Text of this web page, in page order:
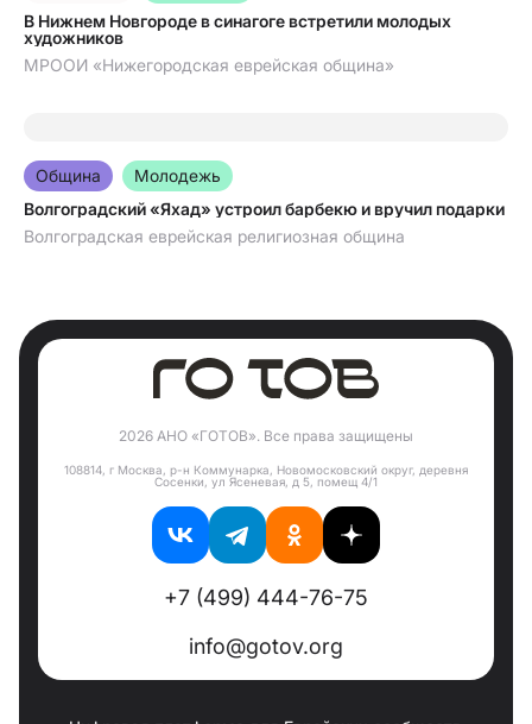
В Нижнем Новгороде в синагоге встретили молодых
художников
МРООИ «Нижегородская еврейская община»
09.07.2026
Община
молодежь
Волгоградский «Яхад» устроил барбекю и вручил подарки
Волгоградская еврейская религиозная община
2026 АНО «ГОТОВ». Все права защищены
108814, г Москва, р-н Коммунарка, Новомосковский округ, деревня
Сосенки, ул Ясеневая, д 5, помещ 4/1
+7 (499) 444-76-75
info@gotov.org